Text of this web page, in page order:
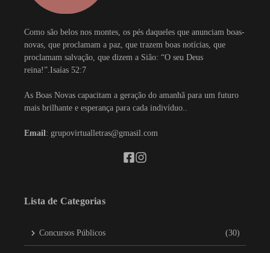
Como são belos nos montes, os pés daqueles que anunciam boas-
novas, que proclamam a paz, que trazem boas notícias, que
proclamam salvação, que dizem a Sião: “O seu Deus
reina!”.Isaías 52:7
As Boas Novas capacitam a geração do amanhã para um futuro
mais brilhante e esperança para cada indivíduo..
Email: grupovirtualletras@gmasil.com
Lista de Categorias
Concursos Públicos (30)